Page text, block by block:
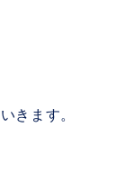
きます。